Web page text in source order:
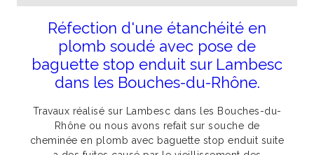
Réfection d'une étanchéité en
plomb soudé avec pose de
baguette stop enduit sur Lambesc
dans les Bouches-du-Rhône.
Travaux réalisé sur Lambesc dans les Bouches-du-
Rhône ou nous avons refait sur souche de
cheminée en plomb avec baguette stop enduit suite